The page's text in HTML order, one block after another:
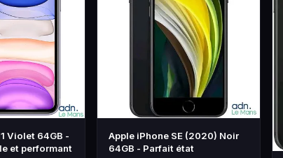
Violet 64GB -
et performant
Apple iPhone SE (2020) Noir
64GB - Parfait état